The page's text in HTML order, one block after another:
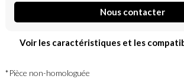
Nous contacter
Voir les caractéristiques et les
*Pièce non-homologuée